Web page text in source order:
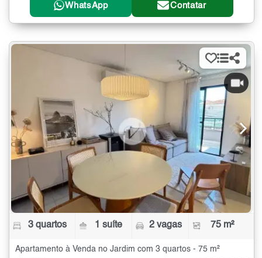
WhatsApp Contatar
3 quartos 1 suíte 2 vagas 75 m²
Apartamento à Venda no Jardim com 3 quartos - 75 m²